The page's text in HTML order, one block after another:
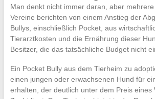
Man denkt nicht immer daran, aber
Vereine berichten von einem Anstieg der
Bullys, einschließlich Pocket, aus
Tierarztkosten und die Ernährung dieser
Besitzer, die das tatsächliche Budget nicht
Ein Pocket Bully aus dem Tierheim zu
einen jungen oder erwachsenen Hund für
erhalten, der deutlich unter dem Preis eines